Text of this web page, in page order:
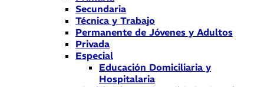
Secundaria
Técnica y Trabajo
Permanente de Jóvenes y Adultos
Privada
Especial
Educación Domiciliaria y
Hospitalaria